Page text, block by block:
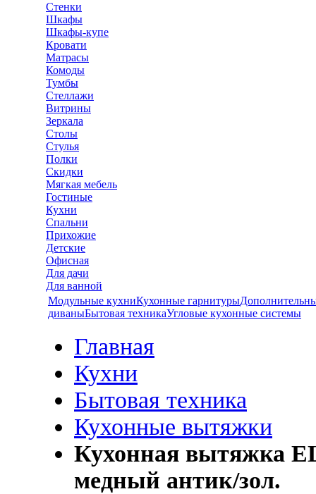
Стенки
Шкафы
Шкафы-купе
Кровати
Матрасы
Комоды
Тумбы
Стеллажи
Витрины
Зеркала
Столы
Стулья
Полки
Скидки
Мягкая мебель
Гостиные
Кухни
Спальни
Прихожие
Детские
Офисная
Для дачи
Для ванной
Модульные кухниКухонные гарнитуры
диваныБытовая техникаУгловые кухонные системы
Главная
Кухни
Бытовая техника
Кухонные вытяжки
Кухонная вытяжка
медный антик/зол.